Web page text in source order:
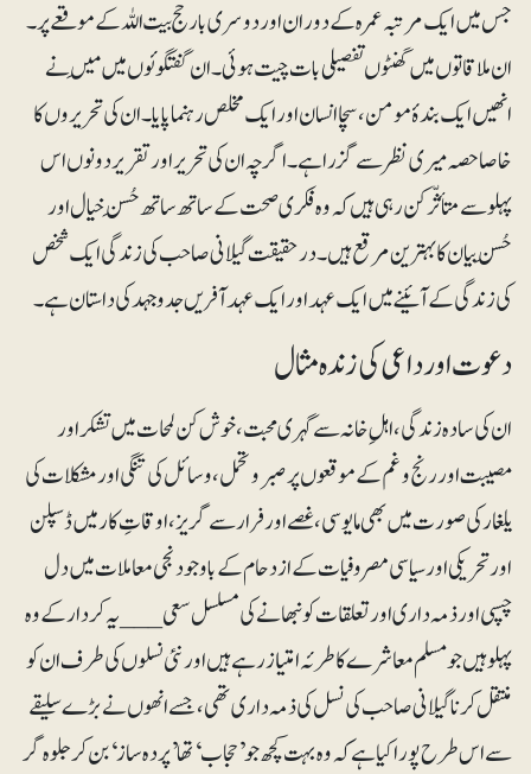
جس میں ایک مرتبہ عمرہ کے دوران اور دوسری بار حج بیت اللہ کے موقعے پر۔
ان ملاقاتوں میں گھنٹوں تفصیلی بات چیت ہوئی۔ ان گفتگوئوں میں مَیں نے
انھیں ایک بندۂ مومن، سچا انسان اور ایک مخلص رہنما پایا۔ ان کی تحریروں کا
خاصا حصہ میری نظر سے گزرا ہے۔ اگرچہ ان کی تحریر اور تقریر دونوں اس
پہلو سے متأثّر کن رہی ہیں کہ وہ فکری صحت کے ساتھ ساتھ حُسنِ خیال اور
حُسنِ بیان کا بہترین مرقع ہیں۔ درحقیقت گیلانی صاحب کی زندگی ایک شخص
کی زندگی کے آئینے میں ایک عہداور ایک عہدآفریں جدوجہد کی داستان ہے۔
دعوت اور داعی کی زندہ مثال
ان کی سادہ زندگی، اہلِ خانہ سے گہری محبت، خوش کن لمحات میں تشکر اور
مصیبت اور رنج و غم کے موقعوں پر صبروتحمل، وسائل کی تنگی اور مشکلات کی
یلغار کی صورت میں بھی مایوسی، غصے اور فرار سے گریز، اوقاتِ کار میں ڈسپلن
اور تحریکی اور سیاسی مصروفیات کے ازدحام کے باوجود نجی معاملات میں دل
چسپی اور ذمہ داری اور تعلقات کو نبھانے کی مسلسل سعی ___ یہ کردار کے وہ
پہلو ہیں جو مسلم معاشرے کا طرئہ امتیاز رہے ہیں اور نئی نسلوں کی طرف ان کو
منتقل کرنا گیلانی صاحب کی نسل کی ذمہ داری تھی، جسے انھوں نے بڑے سلیقے
سے اس طرح پورا کیا ہے کہ وہ بہت کچھ جو ’حجاب‘ تھا ’پردہ ساز‘ بن کر جلوہ گر